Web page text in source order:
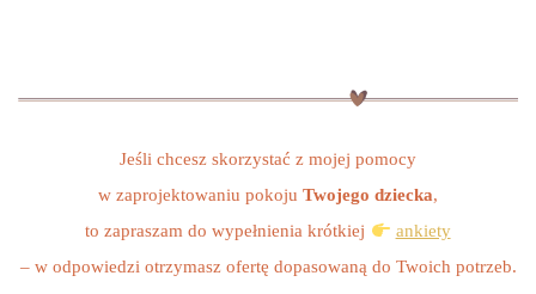
Jeśli chcesz skorzystać z mojej pomocy
w zaprojektowaniu pokoju Twojego dziecka,
to zapraszam do wypełnienia krótkiej
ankiety
– w odpowiedzi otrzymasz ofertę dopasowaną do Twoich potrzeb.